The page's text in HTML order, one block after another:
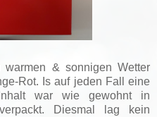
& sonnigen Wetter
Rot. Is auf jeden Fall eine
war wie gewohnt in
Diesmal lag kein